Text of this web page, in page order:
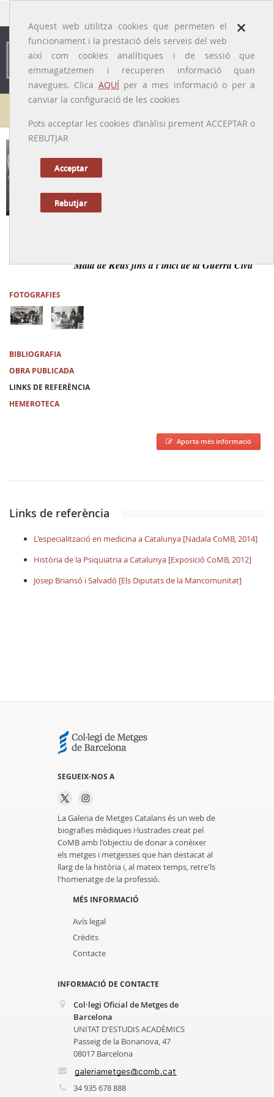
×
Aquest web utilitza cookies que permeten el
funcionament i la prestació dels serveis del web
així com cookies analítiques i de sessió que
emmagatzemen i recuperen informació quan
navegues. Clica AQUÍper a mes informació o per a
canviar la configuració de les cookies
Pots acceptar les cookies d’anàlisi prement ACCEPTAR o
REBUTJAR
Acceptar
Rebutjar
Galeria de metges
[Reus, 1888 – 27/11/1949]
Mata de Reus fins a l’inici de la Guerra Civil
FOTOGRAFIES
BIBLIOGRAFIA
OBRA PUBLICADA
LINKS DE REFERÈNCIA
HEMEROTECA
Aporta més informació
Links de referència
L'especialització en medicina a Catalunya [Nadala CoMB, 2014]
Història de la Psiquiatria a Catalunya [Exposició CoMB, 2012]
Josep Briansó i Salvadó [Els Diputats de la Mancomunitat]
SEGUEIX-NOS A
La Galeria de Metges Catalans és un web de
biografies mèdiques i·lustrades creat pel
CoMB amb l'objectiu de donar a conèixer
els metges i metgesses que han destacat al
llarg de la història i, al mateix temps, retre'ls
l'homenatge de la professió.
MÉS INFORMACIÓ
Avís legal
Crèdits
Contacte
INFORMACIÓ DE CONTACTE
Col·legi Oficial de Metges de
Barcelona
UNITAT D'ESTUDIS ACADÈMICS
Passeig de la Bonanova, 47
08017 Barcelona
34 935 678 888